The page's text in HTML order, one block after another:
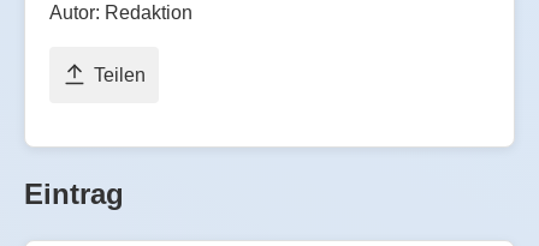
Autor: Redaktion
Teilen
Eintrag